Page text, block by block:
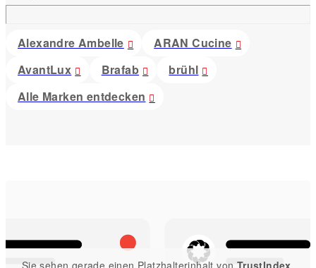
Alexandre Ambelle
ARAN Cucine
AvantLux
Brafab
brühl
Alle Marken entdecken
Sie sehen gerade einen Platzhalterinhalt von TrustIndex